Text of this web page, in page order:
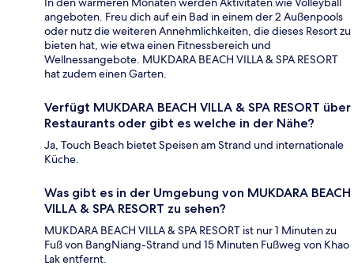
angeboten. Freu dich auf ein Bad in einem der 2 Außenpools
oder nutz die weiteren Annehmlichkeiten, die dieses Resort zu
bieten hat, wie etwa einen Fitnessbereich und
Wellnessangebote. MUKDARA BEACH VILLA & SPA RESORT
hat zudem einen Garten.
Verfügt MUKDARA BEACH VILLA & SPA RESORT über
Restaurants oder gibt es welche in der Nähe?
Ja, Touch Beach bietet Speisen am Strand und internationale
Küche.
Was gibt es in der Umgebung von MUKDARA BEACH
VILLA & SPA RESORT zu sehen?
MUKDARA BEACH VILLA & SPA RESORT ist nur 1 Minuten zu
Fuß von BangNiang-Strand und 15 Minuten Fußweg von Khao
Lak entfernt.